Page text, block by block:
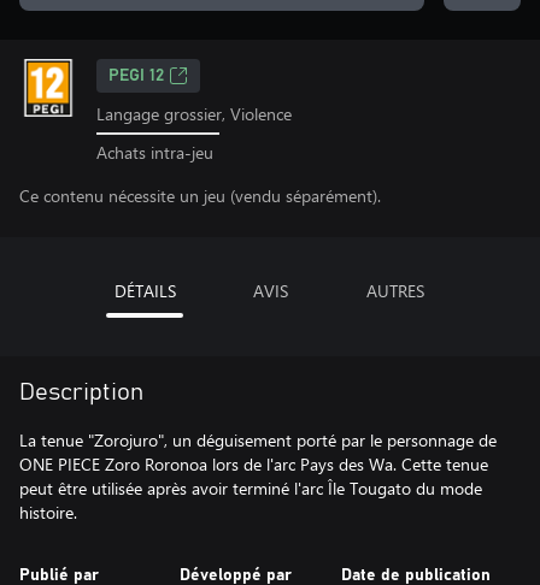
PEGI 12
Langage grossier, Violence
Achats intra-jeu
Ce contenu nécessite un jeu (vendu séparément).
DÉTAILS AVIS AUTRES
Description
La tenue "Zorojuro", un déguisement porté par le personnage de
ONE PIECE Zoro Roronoa lors de l'arc Pays des Wa. Cette tenue
peut être utilisée après avoir terminé l'arc Île Tougato du mode
histoire.
Publié par Développé par Date de publication